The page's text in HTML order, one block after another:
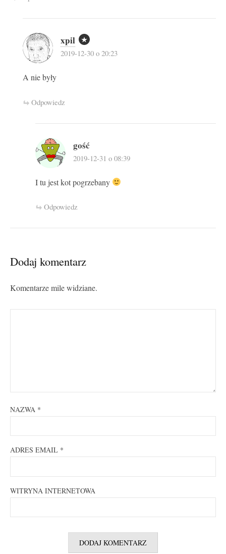
xpil
2019-12-30 o 20:23
A nie były
Odpowiedz
gość
2019-12-31 o 08:39
I tu jest kot pogrzebany
Odpowiedz
Dodaj komentarz
Komentarze mile widziane.
NAZWA *
ADRES EMAIL *
WITRYNA INTERNETOWA